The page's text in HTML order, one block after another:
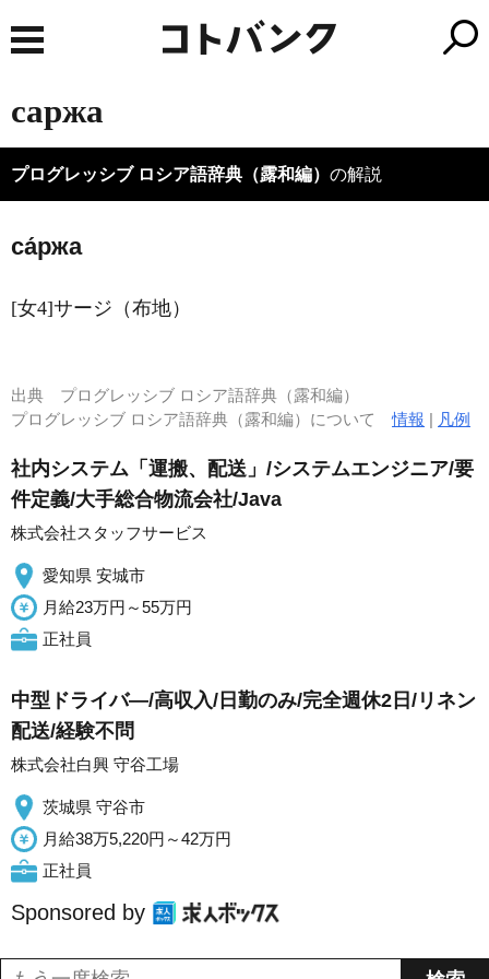
саржа
プログレッシブ ロシア語辞典（露和編） の解説
са́ржа
[女4]サージ（布地）
出典 プログレッシブ ロシア語辞典（露和編）
プログレッシブ ロシア語辞典（露和編）について情報 | 凡例
社内システム「運搬、配送」/システムエンジニア/要
件定義/大手総合物流会社/Java
株式会社スタッフサービス
愛知県 安城市
月給23万円～55万円
正社員
中型ドライバ―/高収入/日勤のみ/完全週休2日/リネン
配送/経験不問
株式会社白興 守谷工場
茨城県 守谷市
月給38万5,220円～42万円
正社員
Sponsored by